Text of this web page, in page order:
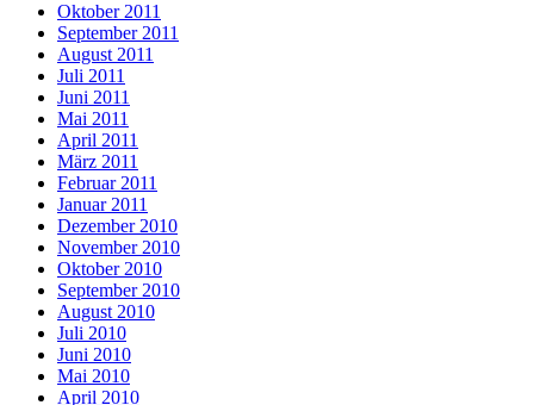
Oktober 2011
September 2011
August 2011
Juli 2011
Juni 2011
Mai 2011
April 2011
März 2011
Februar 2011
Januar 2011
Dezember 2010
November 2010
Oktober 2010
September 2010
August 2010
Juli 2010
Juni 2010
Mai 2010
April 2010